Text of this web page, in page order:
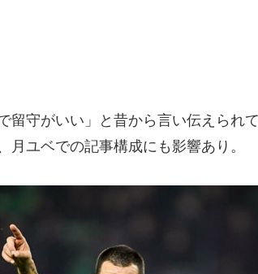
留守がいい」と昔から言い伝えら
月ユベでの記事構成にも影響あり。